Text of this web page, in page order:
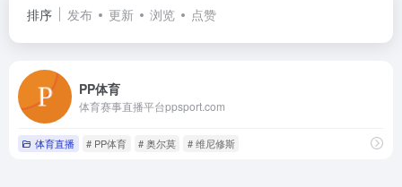
排序 发布 更新 浏览 点赞
PP体育
体育赛事直播平台ppsport.com
体育直播 # PP体育 # 奥尔莫 # 维尼修斯